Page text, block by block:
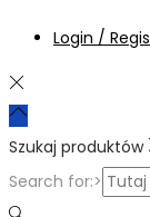
Login /
Szukaj produktów
Search for:>